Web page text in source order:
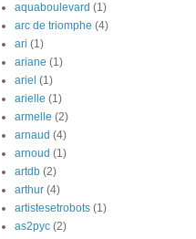
aquaboulevard (1)
arc de triomphe (4)
ari (1)
ariane (1)
ariel (1)
arielle (1)
armelle (2)
arnaud (4)
arnoud (1)
artdb (2)
arthur (4)
artistesetrobots (1)
as2pyc (2)